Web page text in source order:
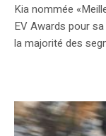
Kia nommée
EV Awards pour
la majorité des